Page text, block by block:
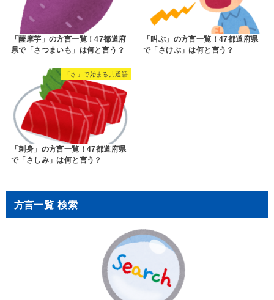
「薩摩芋」の方言一覧！47都道府
県で「さつまいも」は何と言う？
「叫ぶ」の方言一覧！47都道府県
で「さけぶ」は何と言う？
「さ」で始まる共通語
「刺身」の方言一覧！47都道府県
で「さしみ」は何と言う？
方言一覧 検索